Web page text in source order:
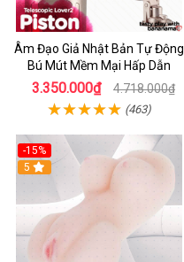
Âm Đạo Giả Nhật Bản Tự Động
Bú Mút Mềm Mại Hấp Dẫn
3.350.000₫ 4.718.000₫
(463)
-15%
5